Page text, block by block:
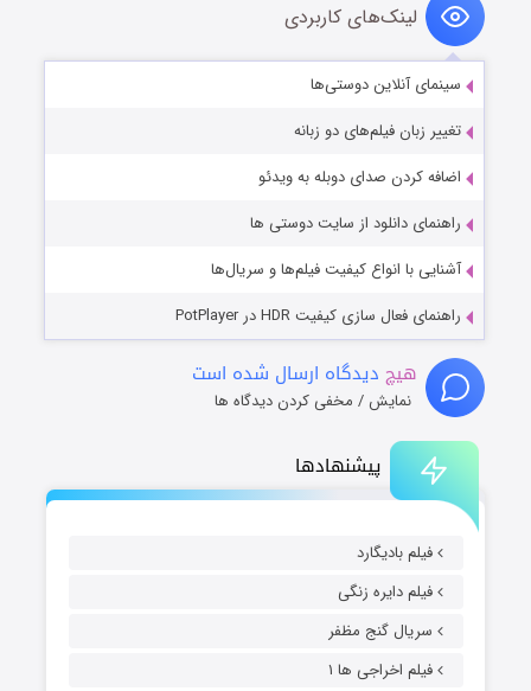
پیشنهادها
فیلم بادیگارد
فیلم دایره زنگی
سریال گنج مظفر
فیلم اخراجی ها ۱
لینک‌های کاربردی
سینمای آنلاین دوستی‌ها
تغییر زبان فیلم‌های دو زبانه
اضافه کردن صدای دوبله به ویدئو
راهنمای دانلود از سایت دوستی ها
آشنایی با انواع کیفیت فیلم‌ها و سریال‌ها
راهنمای فعال سازی کیفیت HDR در PotPlayer
هیچ دیدگاه ارسال شده است
نمایش / مخفی کردن دیدگاه ها